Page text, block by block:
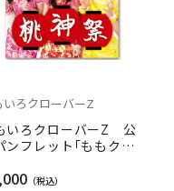
いろクローバーZ
いろクローバーZ 公
ンフレット｢ももクロ
ジアム大会～桃神祭